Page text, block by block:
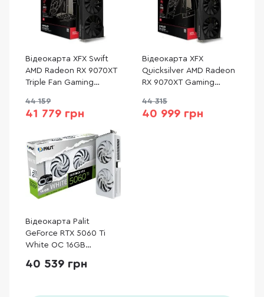
Відеокарта XFX Swift
AMD Radeon RX 9070XT
Triple Fan Gaming
44 159
41 779 грн
Відеокарта XFX
Quicksilver AMD Radeon
RX 9070XT Gaming
44 315
40 999 грн
Відеокарта Palit
GeForce RTX 5060 Ti
White OC 16GB
GB2061M)
40 539 грн